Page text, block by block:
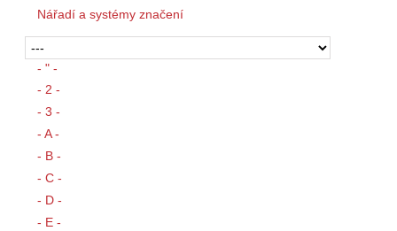
Nářadí a systémy značení
- " -
- 2 -
- 3 -
- A -
- B -
- C -
- D -
- E -